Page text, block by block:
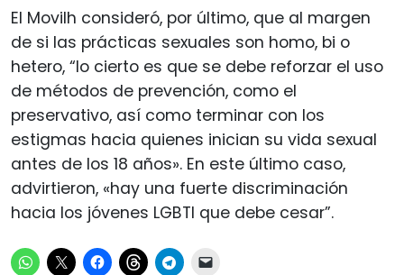
El Movilh consideró, por último, que al margen
de si las prácticas sexuales son homo, bi o
hetero, “lo cierto es que se debe reforzar el uso
de métodos de prevención, como el
preservativo, así como terminar con los
estigmas hacia quienes inician su vida sexual
antes de los 18 años». En este último caso,
advirtieron, «hay una fuerte discriminación
hacia los jóvenes LGBTI que debe cesar”.